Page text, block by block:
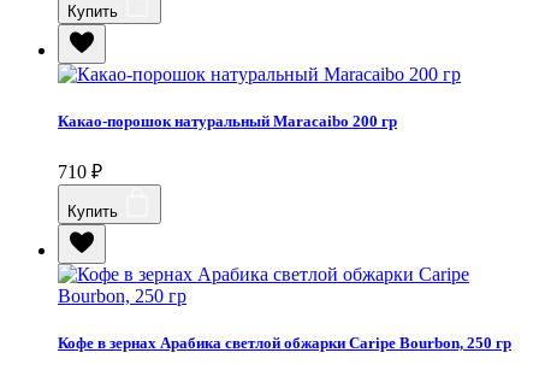
Купить
Какао-порошок натуральный Maracaibo 200 гр
710 ₽
Купить
Кофе в зернах Арабика светлой обжарки Caripe Bourbon, 250 гр